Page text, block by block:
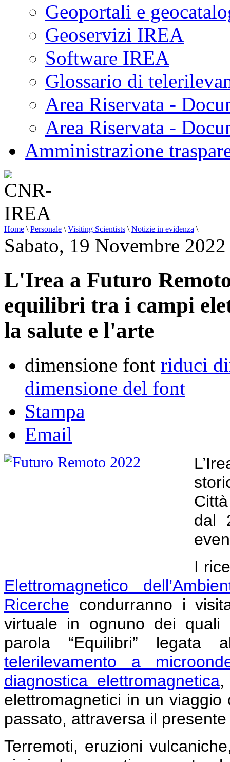
Geoportali e
Geoservizi IREA
Software IREA
Glossario di
Area Riservata -
Area Riservata -
Amministrazione
Home \ Personale \ Visiting Scientists \ Notizie in evidenza \
Sabato, 19 Novembre
L'Irea a Futuro
equilibri tra i campi
la salute e l'arte
dimensione font riduci
dimensione del font
Stampa
Email
dal
I
Elettromagnetico
Ricerche condurranno i
virtuale in ognuno dei quali
parola “Equilibri”
telerilevamento a
diagnostica elettromagnetica,
elettromagnetici in un viaggio
passato, attraversa il
Terremoti, eruzioni